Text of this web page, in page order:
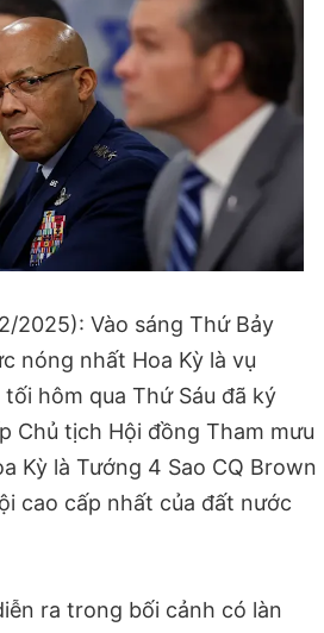
2025): Vào sáng Thứ Bảy
nóng nhất Hoa Kỳ là vụ
hôm qua Thứ Sáu đã ký
Chủ tịch Hội đồng Tham mưu
Kỳ là Tướng 4 Sao CQ Brown
cao cấp nhất của đất nước
ra trong bối cảnh có làn